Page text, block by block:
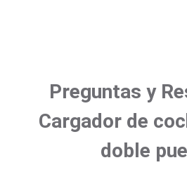
Preguntas y
Cargador de
doble